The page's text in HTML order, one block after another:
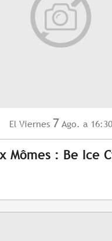
El Viernes 7 Ago. a 16:30
Mômes : Be Ice